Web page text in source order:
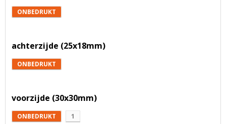
ONBEDRUKT
achterzijde (25x18mm)
ONBEDRUKT
voorzijde (30x30mm)
ONBEDRUKT 1